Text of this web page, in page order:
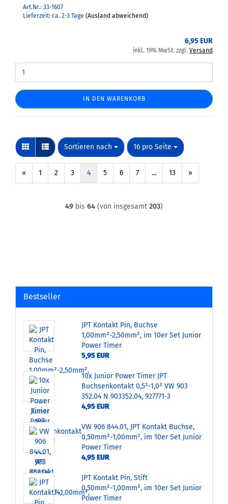
Art.Nr.: 33-1607
Lieferzeit: ca. 2-3 Tage (Ausland abweichend)
6,95 EUR
inkl. 19% MwSt. zzgl. Versand
IN DEN WARENKORB
Sortieren nach
Sortieren nach 16 pro Seite
pro Seite
« 1 2 3 4 5 6 7 ... 13 »
49 bis 64 (von insgesamt 203)
Bestseller
JPT Kontakt Pin, Buchse
1,00mm²-2,50mm², im 10er Set Junior
Power Timer
5,95 EUR
10x Junior Power Timer JPT
Buchsenkontakt 0,5²-1,0² VW 903
352.04 N 903352.04, 927771-3
4,95 EUR
VW 906 844.01, JPT Kontakt Buchse,
0,50mm²-1,00mm², im 10er Set Junior
Power Timer
4,95 EUR
JPT Kontakt Pin, Stift
0,50mm²-1,00mm², im 10er Set Junior
Power Timer